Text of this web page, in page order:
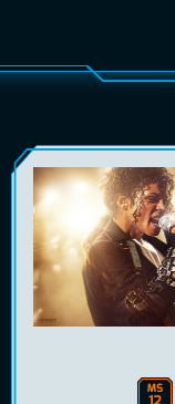
FILMID
KONVERENTS